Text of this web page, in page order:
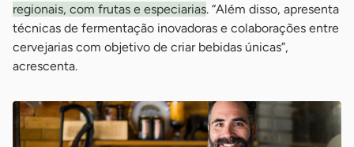
regionais, com frutas e especiarias. “Além disso, apresenta
técnicas de fermentação inovadoras e colaborações entre
cervejarias com objetivo de criar bebidas únicas”,
acrescenta.